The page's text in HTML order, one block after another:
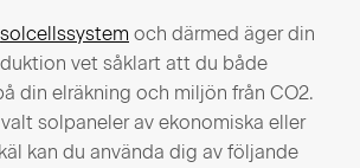
solcellssystem och därmed äger din
vet såklart att du både
din elräkning och miljön från CO2.
solpaneler av ekonomiska eller
kan du använda dig av följande